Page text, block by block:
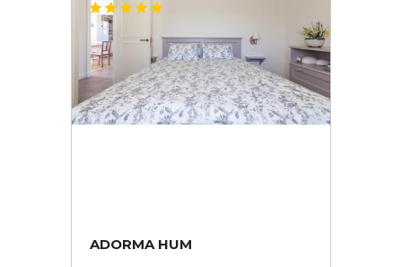
ADORMA HUM